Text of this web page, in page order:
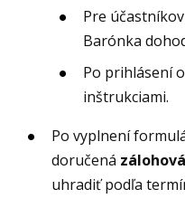
Pre
Barónka
Po prihlásení
inštrukciami.
Po vyplnení
doručená
uhradiť podľa